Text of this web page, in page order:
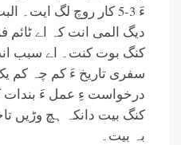
ءَ 3-5 کار روچ لگ
دیگ المی انت کہ اے
کنگ بوت کنت۔ اے سبب
سفری تاریخ ءَ کم چہ کم
درخواست ءِ عمل ءَ
کنگ بیت دانکہ ہچ وڑیں
بہ بیت۔